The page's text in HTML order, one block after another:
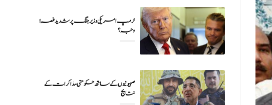
ٹرمپ امریکی وزیر جنگ پر شدید غصہ؛
وجہ ؟
صہیونیوں کے ساتھ حکومتی مذاکرات کے
نتایج